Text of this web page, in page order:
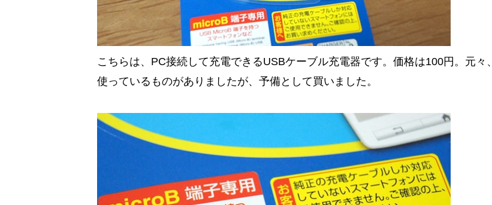
こちらは、PC接続して充電できるUSBケーブル充電器です。価格は100円。元々、
使っているものがありましたが、予備として買いました。